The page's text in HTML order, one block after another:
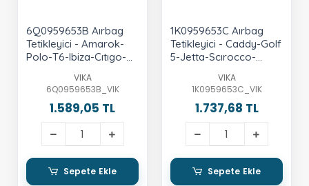
6Q0959653B Aırbag
Tetikleyici - Amarok-
Polo-T6-Ibiza-Cıtıgo-
VIKA
6Q0959653B_VIK
1.589,05 TL
Sepete Ekle
1K0959653C Aırbag
Tetikleyici - Caddy-Golf
5-Jetta-Scırocco-
Toledo-Octavia-
Superb-Yeti
VIKA
1K0959653C_VIK
1.737,68 TL
Sepete Ekle